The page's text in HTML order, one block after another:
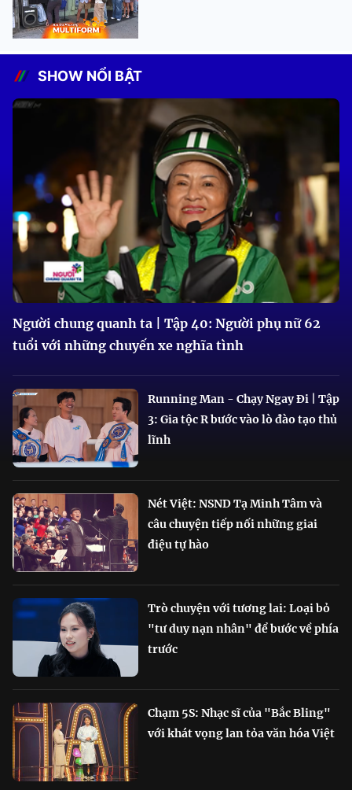
SHOW NỔI BẬT
Người chung quanh ta | Tập 40: Người phụ nữ 62
tuổi với những chuyến xe nghĩa tình
Running Man - Chạy Ngay Đi | Tập
3: Gia tộc R bước vào lò đào tạo thủ
lĩnh
Nét Việt: NSND Tạ Minh Tâm và
câu chuyện tiếp nối những giai
điệu tự hào
Trò chuyện với tương lai: Loại bỏ
"tư duy nạn nhân" để bước về phía
trước
Chạm 5S: Nhạc sĩ của "Bắc Bling"
với khát vọng lan tỏa văn hóa Việt